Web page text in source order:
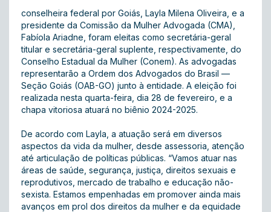
conselheira federal por Goiás, Layla Milena Oliveira, e a
presidente da Comissão da Mulher Advogada (CMA),
Fabíola Ariadne, foram eleitas como secretária-geral
titular e secretária-geral suplente, respectivamente, do
Conselho Estadual da Mulher (Conem). As advogadas
representarão a Ordem dos Advogados do Brasil —
Seção Goiás (OAB-GO) junto à entidade. A eleição foi
realizada nesta quarta-feira, dia 28 de fevereiro, e a
chapa vitoriosa atuará no biênio 2024-2025.
De acordo com Layla, a atuação será em diversos
aspectos da vida da mulher, desde assessoria, atenção
até articulação de políticas públicas. “Vamos atuar nas
áreas de saúde, segurança, justiça, direitos sexuais e
reprodutivos, mercado de trabalho e educação não-
sexista. Estamos empenhadas em promover ainda mais
avanços em prol dos direitos da mulher e da equidade